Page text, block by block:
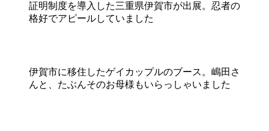
証明制度を導入した三重県伊賀市が出展。忍者の
格好でアピールしていました
伊賀市に移住したゲイカップルのブース。嶋田さ
んと、たぶんそのお母様もいらっしゃいました